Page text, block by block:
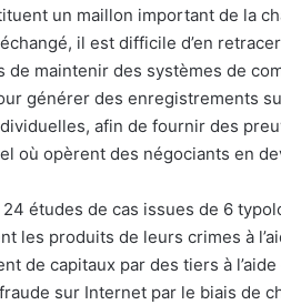
un maillon important de la
il est difficile d’en
de maintenir des systèmes de
générer des enregistrements
afin de fournir des
où opèrent des négociants en
études de cas issues de 6
les produits de leurs crimes à
de capitaux par des tiers à
sur Internet par le biais de